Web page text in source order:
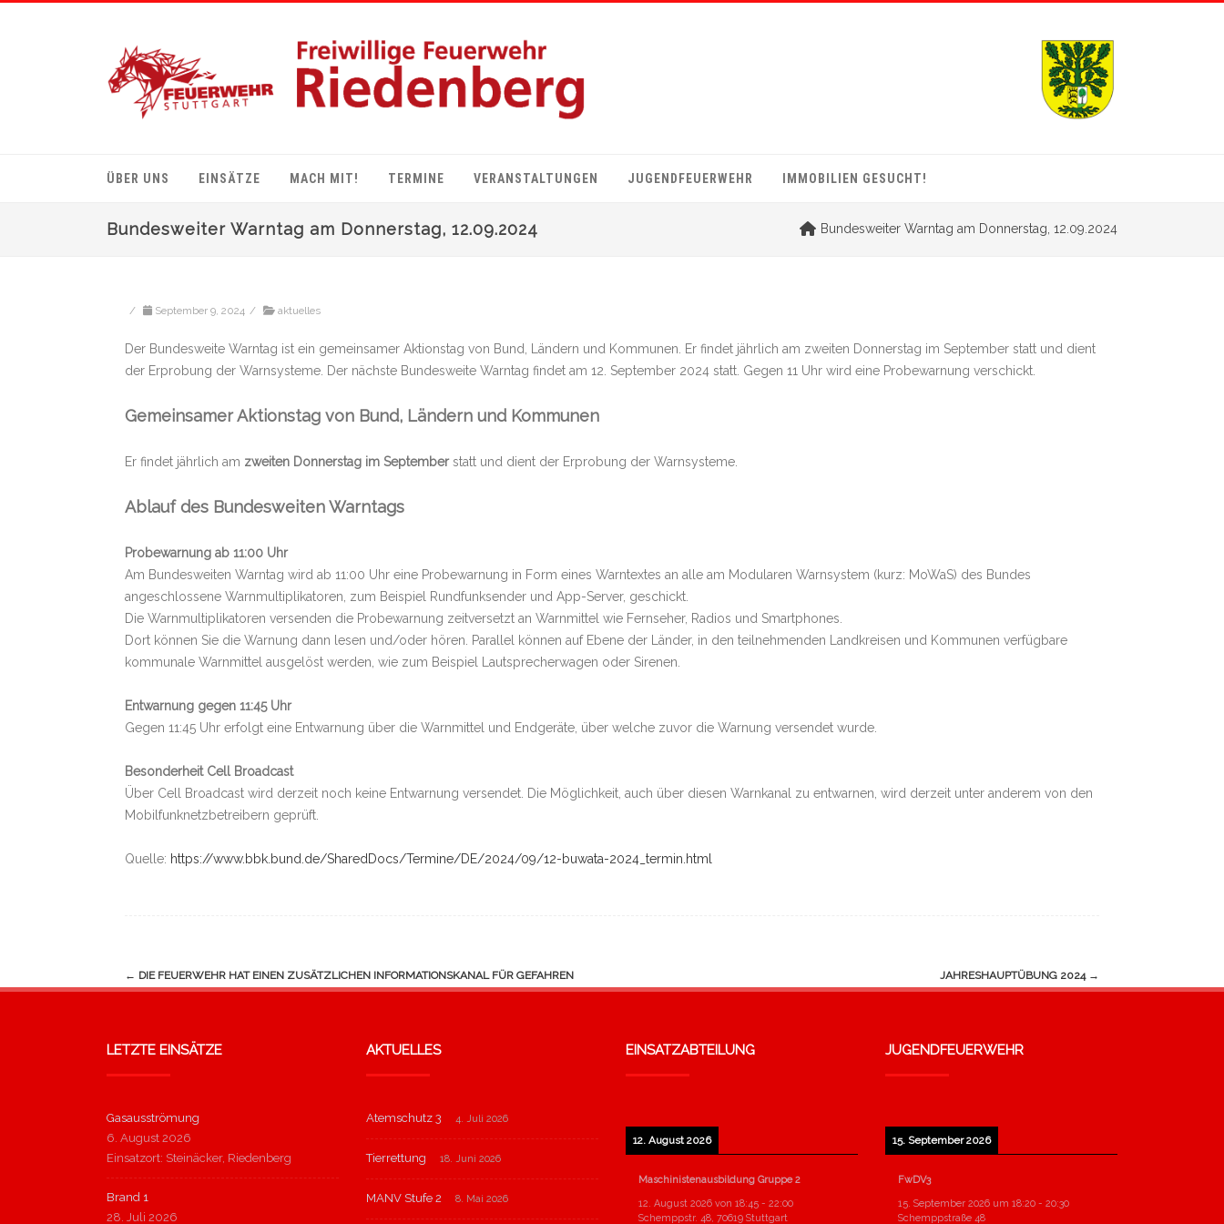
ÜBER UNS EINSÄTZE MACH MIT! TERMINE VERANSTALTUNGEN JUGENDFEUERWEHR IMMOBILIEN GESUCHT!
Bundesweiter Warntag am Donnerstag, 12.09.2024 Bundesweiter Warntag am Donnerstag, 12.09.2024
/ September 9, 2024 / aktuelles
Der Bundesweite Warntag ist ein gemeinsamer Aktionstag von Bund, Ländern und Kommunen. Er findet jährlich am zweiten Donnerstag im September statt und dient
der Erprobung der Warnsysteme. Der nächste Bundesweite Warntag findet am 12. September 2024 statt. Gegen 11 Uhr wird eine Probewarnung verschickt.
Gemeinsamer Aktionstag von Bund, Ländern und Kommunen
Er findet jährlich am zweiten Donnerstag im Septemberstatt und dient der Erprobung der Warnsysteme.
Ablauf des Bundesweiten Warntags
Probewarnung ab 11:00 Uhr
Am Bundesweiten Warntag wird ab 11:00 Uhr eine Probewarnung in Form eines Warntextes an alle am Modularen Warnsystem (kurz: MoWaS) des Bundes
angeschlossene Warnmultiplikatoren, zum Beispiel Rundfunksender und App-Server, geschickt.
Die Warnmultiplikatoren versenden die Probewarnung zeitversetzt an Warnmittel wie Fernseher, Radios und Smartphones.
Dort können Sie die Warnung dann lesen und/oder hören. Parallel können auf Ebene der Länder, in den teilnehmenden Landkreisen und Kommunen verfügbare
kommunale Warnmittel ausgelöst werden, wie zum Beispiel Lautsprecherwagen oder Sirenen.
Entwarnung gegen 11:45 Uhr
Gegen 11:45 Uhr erfolgt eine Entwarnung über die Warnmittel und Endgeräte, über welche zuvor die Warnung versendet wurde.
Besonderheit Cell Broadcast
Über Cell Broadcast wird derzeit noch keine Entwarnung versendet. Die Möglichkeit, auch über diesen Warnkanal zu entwarnen, wird derzeit unter anderem von den
Mobilfunknetzbetreibern geprüft.
Quelle: https://www.bbk.bund.de/SharedDocs/Termine/DE/2024/09/12-buwata-2024_termin.html
Navigation
← DIE FEUERWEHR HAT EINEN ZUSÄTZLICHEN INFORMATIONSKANAL FÜR GEFAHREN JAHRESHAUPTÜBUNG 2024 →
LETZTE EINSÄTZE
Gasausströmung
6. August 2026
Einsatzort: Steinäcker, Riedenberg
Brand 1
28. Juli 2026
AKTUELLES
Atemschutz 3 4. Juli 2026
Tierrettung 18. Juni 2026
MANV Stufe 2 8. Mai 2026
EINSATZABTEILUNG
12. August 2026
Maschinistenausbildung Gruppe 2
12. August 2026 von 18:45 - 22:00
Schemppstr. 48, 70619 Stuttgart
JUGENDFEUERWEHR
15. September 2026
FwDV3
15. September 2026 um 18:20 - 20:30
Schemppstraße 48